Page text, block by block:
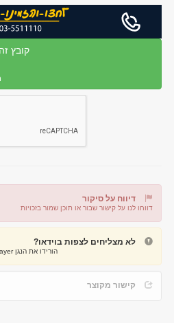
קובץ
דיווח על סיקור
דווחו לנו על קישור שבור או תוכן שמור בזכויות
דיווח על קישור
לא מצליחים לצפות בוידאו?
הורידו את הנגן VCPlayer
קישור מקוצר